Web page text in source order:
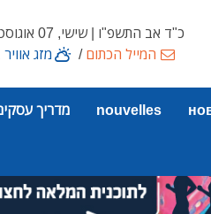
כ"ד אב התשפ"ו | שישי, 07 אוגוסט 2026
המייל הכתום/ מזג
nouvelles מדריך